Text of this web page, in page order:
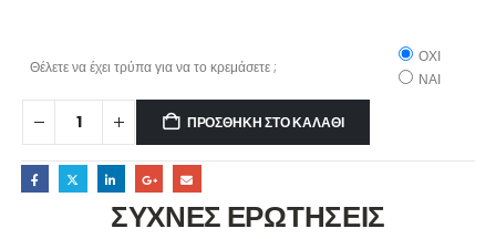
Θέλετε να έχει τρύπα για να το κρεμάσετε ;
ΟΧΙ
ΝΑΙ
ΠΡΟΣΘΉΚΗ ΣΤΟ ΚΑΛΆΘΙ
ΣΥΧΝΕΣ ΕΡΩΤΗΣΕΙΣ